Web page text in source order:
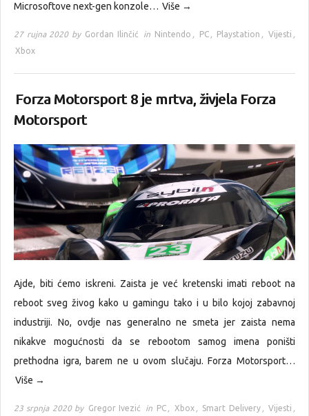
Microsoftove next-gen konzole… Više →
27 rujna 2020 by Gordan Ilinčić in Nintendo , PC , Playstation , Vijesti ,
Xbox
Forza Motorsport 8 je mrtva, živjela Forza
Motorsport
Ajde, biti ćemo iskreni. Zaista je već kretenski imati reboot na
reboot sveg živog kako u gamingu tako i u bilo kojoj zabavnoj
industriji. No, ovdje nas generalno ne smeta jer zaista nema
nikakve mogućnosti da se rebootom samog imena poništi
prethodna igra, barem ne u ovom slučaju. Forza Motorsport…
Više →
23 srpnja 2020 by Gregor Ivezić in PC , Xbox , Smart Delivery , Vijesti ,